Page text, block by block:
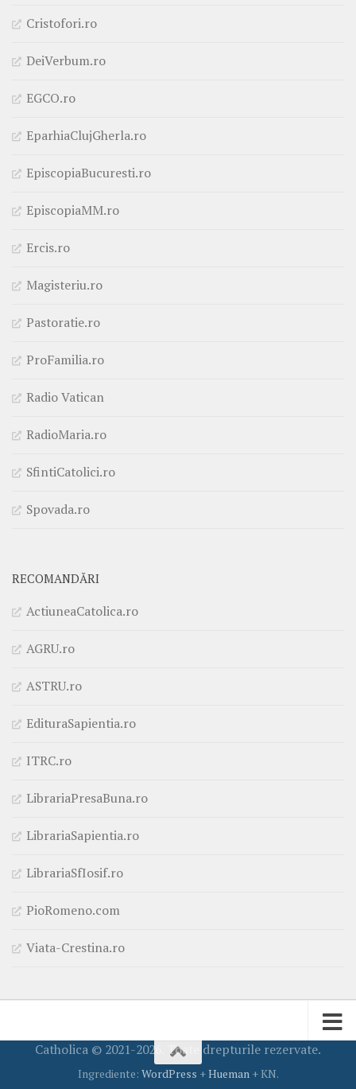
Cristofori.ro
DeiVerbum.ro
EGCO.ro
EparhiaClujGherla.ro
EpiscopiaBucuresti.ro
EpiscopiaMM.ro
Ercis.ro
Magisteriu.ro
Pastoratie.ro
ProFamilia.ro
Radio Vatican
RadioMaria.ro
SfintiCatolici.ro
Spovada.ro
RECOMANDĂRI
ActiuneaCatolica.ro
AGRU.ro
ASTRU.ro
EdituraSapientia.ro
ITRC.ro
LibrariaPresaBuna.ro
LibrariaSapientia.ro
LibrariaSfIosif.ro
PioRomeno.com
Viata-Crestina.ro
Catholica © 2021-2026. Toate drepturile rezervate.
Ingrediente: WordPress +Hueman+ KN.